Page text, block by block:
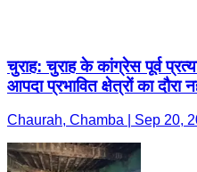
चुराह: चुराह के कांग्रेस पूर्व
आपदा प्रभावित क्षेत्रों का दौरा
Chaurah, Chamba | Sep 20,